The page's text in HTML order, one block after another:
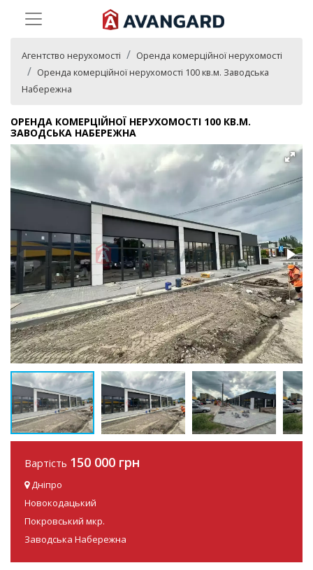
Агентство нерухомості
Оренда комерційної нерухомості
Оренда комерційної нерухомості 100 кв.м. Заводська
Набережна
ОРЕНДА КОМЕРЦІЙНОЇ НЕРУХОМОСТІ 100 КВ.М.
ЗАВОДСЬКА НАБЕРЕЖНА
Вартість 150 000 грн
Дніпро
Новокодацький
Покровський мкр.
Заводська Набережна